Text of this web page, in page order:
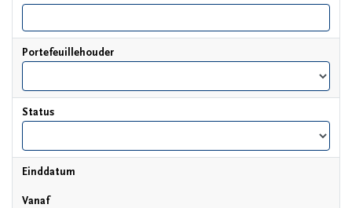
tot
met
Portefeuillehouder
Status
Einddatum
vanaf